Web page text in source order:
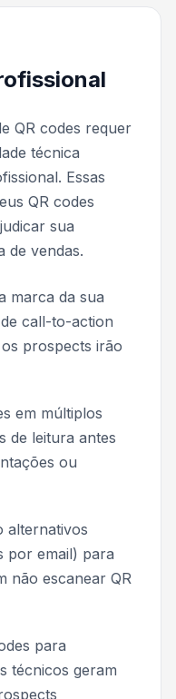
QR codes requer
técnica
Essas
QR codes
sua
de vendas.
marca da sua
call-to-action
prospects irão
em múltiplos
de leitura antes
ou
alternativos
por email) para
não escanear QR
para
técnicos geram